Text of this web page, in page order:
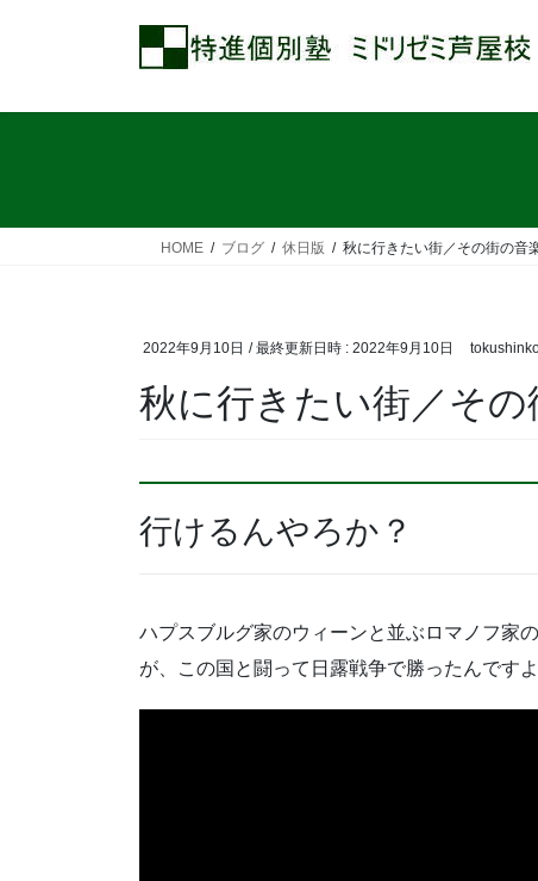
HOME ブログ 休日版 秋に行きたい街／その街の音
2022年9月10日 / 最終更新日時 : 2022年9月10日
秋に行きたい街／そ
行けるんやろか？
ハプスブルグ家のウィーンと並ぶロマノフ家
が、この国と闘って日露戦争で勝ったんです